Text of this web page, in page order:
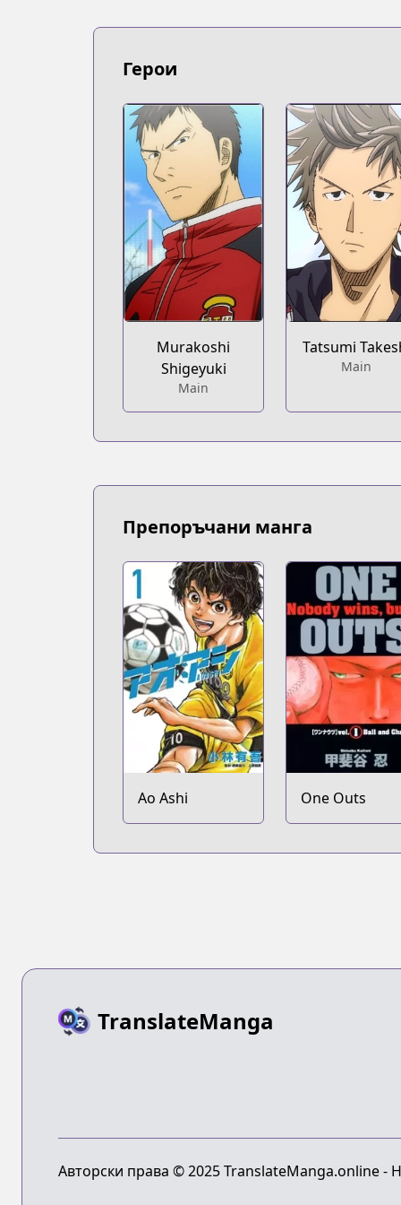
https://kodansha.us/series/giant-
Герои
Murakoshi
Shigeyuki
Main
Tatsumi
Main
Препоръчани манга
Ao Ashi One Outs
TranslateManga
Авторски права © 2025 TranslateManga.online -